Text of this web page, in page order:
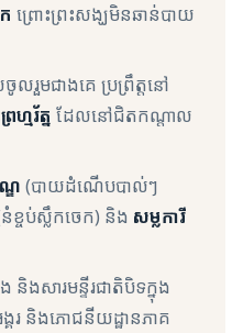
ព្រោះព្រះសង្ឃមិនឆាន់បាយ
រួមជាងគេ ប្រព្រឹត្តនៅ
ហ្មរ័ត្ន ដែលនៅជិតកណ្តាល
ឌ (បាយដំណើបបាល់ៗ
ខ្ចប់ស្លឹកចេក) និង សម្លការី
និងសារមន្ទីរជាតិបិទក្នុង
គរ និងភោជនីយដ្ឋានភាគ